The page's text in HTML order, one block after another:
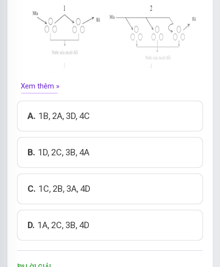
Xem thêm »
A. 1B, 2A, 3D, 4C
B. 1D, 2C, 3B, 4A
C. 1C, 2B, 3A, 4D
D. 1A, 2C, 3B, 4D